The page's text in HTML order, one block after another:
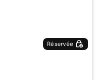
Réservée